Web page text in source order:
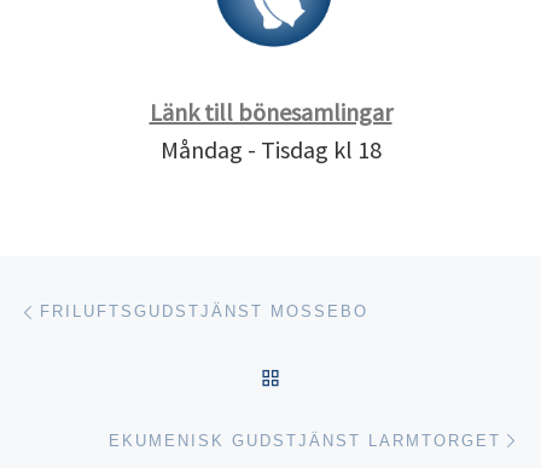
Länk till bönesamlingar
Måndag - Tisdag kl 18
Inläggsnavigering
FRILUFTSGUDSTJÄNST MOSSEBO
EKUMENISK GUDSTJÄNST LARMTORGET